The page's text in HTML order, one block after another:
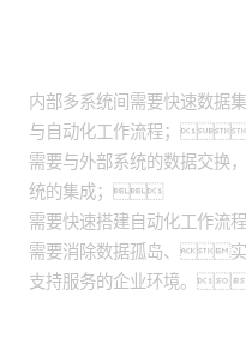
内部多系统间需要快速数
与自动化工作流程；
需要与外部系统的数据交换
统的集成；
需要快速搭建自动化工作
需要消除数据孤岛、
支持服务的企业环境。